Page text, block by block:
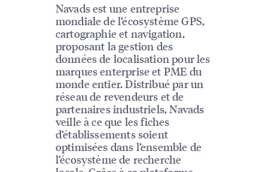
Navads est une entreprise
mondiale de l’écosystème GPS,
cartographie et navigation,
proposant la gestion des
données de localisation pour les
marques enterprise et PME du
monde entier. Distribué par un
réseau de revendeurs et de
partenaires industriels, Navads
veille à ce que les fiches
d’établissements soient
optimisées dans l’ensemble de
l’écosystème de recherche